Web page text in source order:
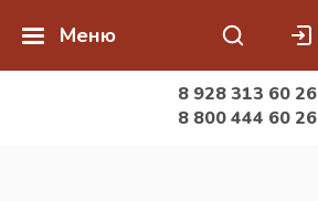
Меню
8 928 313 60 26
8 800 444 60 26